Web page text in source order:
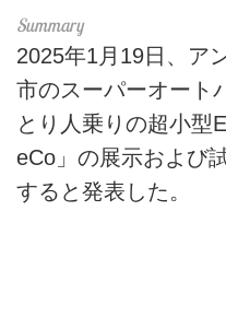
HOME
2025年1月19日、ア
市のスーパーオート
とり人乗りの超小型
eCo」の展示および
すると発表した。